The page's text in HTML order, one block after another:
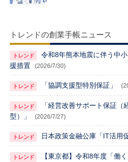
トレンドの創業手帳ニュース
令和8年熊本地震に伴う中
援措置
(2026/7/30)
「協調支援型特別保証」
「経営改善サポート保証
型）」
(2026/7/27)
日本政策金融公庫「IT活用
【東京都】令和8年度「働